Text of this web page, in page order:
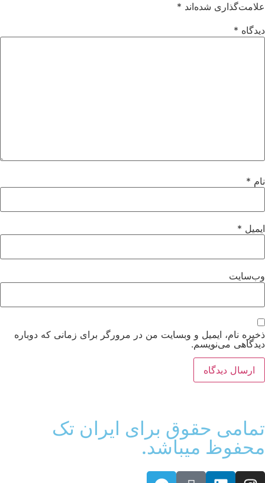
شده‌اند*
*
*
*
نام، ایمیل و وبسایت من در مرورگر برای زمانی که دوباره
می‌نویسم.
حقوق برای ایران تک
میباشد.